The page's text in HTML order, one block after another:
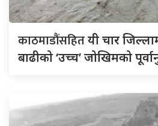
काठमाडौंसहितयी चार
बाढीको ‘उच्च’ जोखिमको